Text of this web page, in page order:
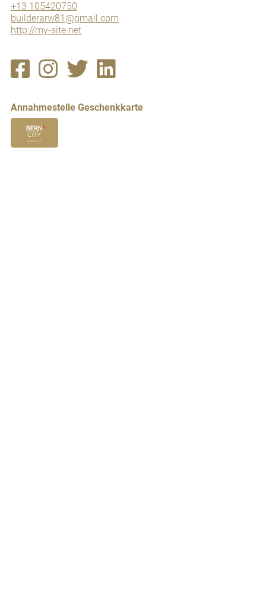
+13 105420750
builderarw81@gmail.com
http://my-site.net
Annahmestelle Geschenkkarte